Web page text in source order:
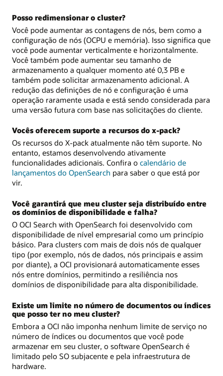
Posso redimensionar o cluster?
Você pode aumentar as contagens de nós, bem como a
configuração de nós (OCPU e memória). Isso significa que
você pode aumentar verticalmente e horizontalmente.
Você também pode aumentar seu tamanho de
armazenamento a qualquer momento até 0,3 PB e
também pode solicitar armazenamento adicional. A
redução das definições de nó e configuração é uma
operação raramente usada e está sendo considerada para
uma versão futura com base nas solicitações do cliente.
Vocês oferecem suporte a recursos do x-pack?
Os recursos do X-pack atualmente não têm suporte. No
entanto, estamos desenvolvendo ativamente
funcionalidades adicionais. Confira o calendário de
lançamentos do OpenSearch para saber o que está por
vir.
Você garantirá que meu cluster seja distribuído entre
os domínios de disponibilidade e falha?
O OCI Search with OpenSearch foi desenvolvido com
disponibilidade de nível empresarial como um princípio
básico. Para clusters com mais de dois nós de qualquer
tipo (por exemplo, nós de dados, nós principais e assim
por diante), a OCI provisionará automaticamente esses
nós entre domínios, permitindo a resiliência nos
domínios de disponibilidade para alta disponibilidade.
Existe um limite no número de documentos ou índices
que posso ter no meu cluster?
Embora a OCI não imponha nenhum limite de serviço no
número de índices ou documentos que você pode
armazenar em seu cluster, o software OpenSearch é
limitado pelo SO subjacente e pela infraestrutura de
hardware.